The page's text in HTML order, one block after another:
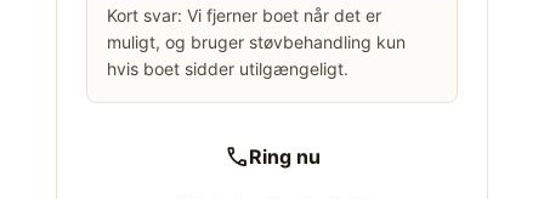
Kort svar: Vi fjerner boet når det er
muligt, og bruger støvbehandling kun
hvis boet sidder utilgængeligt.
callRing nu